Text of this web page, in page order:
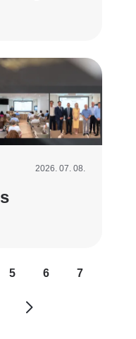
2026. 07. 08.
Oldal
5
Oldal
6
Oldal
7